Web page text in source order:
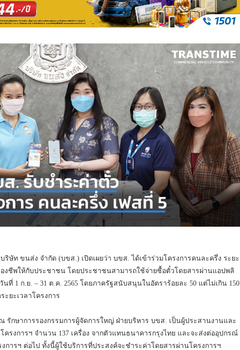
ท ขนส่ง จำกัด (บขส.) เปิดเผยว่า บขส. ได้เข้าร่วมโครงการคนละครึ่ง ระยะ
งชีพให้กับประชาชน โดยประชาชนสามารถใช้จ่ายซื้อตั๋วโดยสารผ่านแอปพลิ
ที่ 1 ก.ย. – 31 ต.ค. 2565 โดยภาครัฐสนับสนุนในอัตราร้อยละ 50 แต่ไม่เกิน 150
ยะเวลาโครงการ
กษาการรองกรรมการผู้จัดการใหญ่ ฝ่ายบริหาร บขส. เป็นผู้ประสานงานและ
รงการฯ จำนวน 137 เครื่อง จากตัวแทนธนาคารกรุงไทย และจะส่งต่ออุปกรณ์
การฯ ต่อไป ทั้งนี้ผู้ใช้บริการที่ประสงค์จะชำระค่าโดยสารผ่านโครงการฯ